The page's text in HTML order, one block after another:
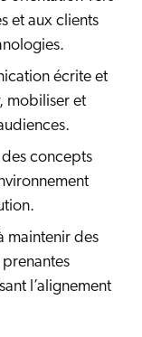
et aux clients
écrite et
mobiliser et
concepts
maintenir des
l’alignement